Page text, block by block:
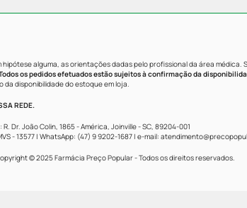
alguma, as orientações dadas pelo profissional da área médica.
os pedidos efetuados estão sujeitos à confirmação da
disponibilidade do estoque em loja.
REDE.
Dr. João Colin, 1865 - América, Joinville - SC, 89204-001
- 13577 | WhatsApp: (47) 9 9202-1687 | e-mail:
© 2025 Farmácia Preço Popular - Todos os direitos reservados.